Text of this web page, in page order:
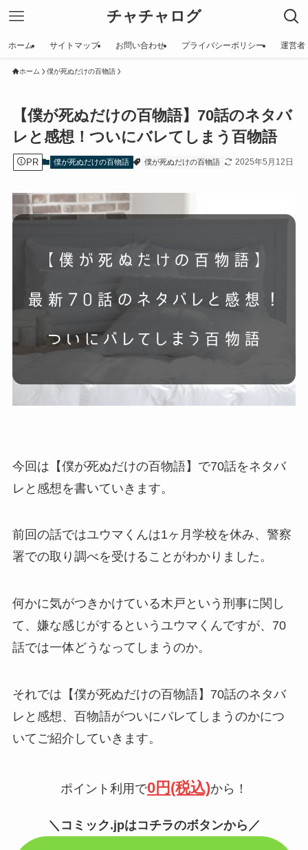
チャチャログ
ホーム サイトマップ お問い合わせ プライバシーポリシー 運営者
ホーム 僕が死ぬだけの百物語
【僕が死ぬだけの百物語】70話のネタバ
レと感想！ついにバレてしまう百物語
PR 僕が死ぬだけの百物語 僕が死ぬだけの百物語 2025年5月12日
今回は【僕が死ぬだけの百物語】で70話をネタバ
レと感想を書いていきます。
前回の話ではユウマくんは1ヶ月学校を休み、警察
署での取り調べを受けることがわかりました。
何かに気がつきかけている木戸という刑事に関し
て、嫌な感じがするというユウマくんですが、70
話では一体どうなってしまうのか。
それでは【僕が死ぬだけの百物語】70話のネタバ
レと感想、百物語がついにバレてしまうのかにつ
いてご紹介していきます。
ポイント利用で0円(税込)から！
＼コミック.jpはコチラのボタンから／